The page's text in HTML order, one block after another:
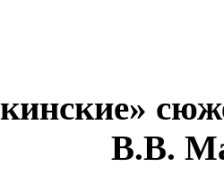
В.В.